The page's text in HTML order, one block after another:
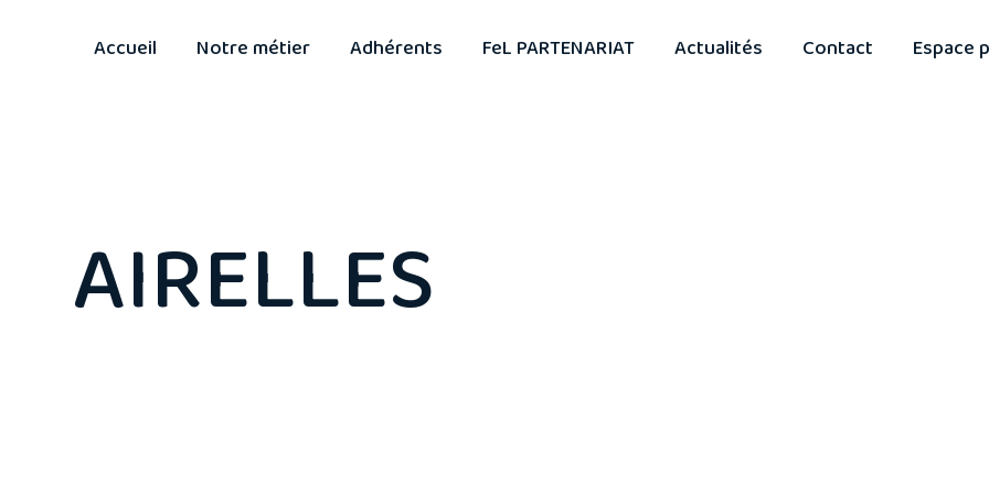
Accueil Notre métier Adhérents FeL PARTENARIAT Actualités Contact Espace
AIRELLES